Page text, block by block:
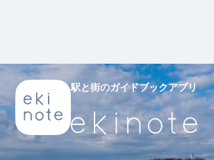
駅と街のガイドブックアプリ